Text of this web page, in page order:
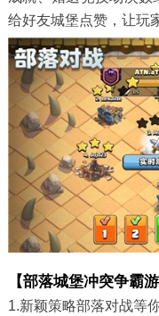
给好友城堡点赞，让玩
【部落城堡冲突争霸
1.新颖策略部落对战等